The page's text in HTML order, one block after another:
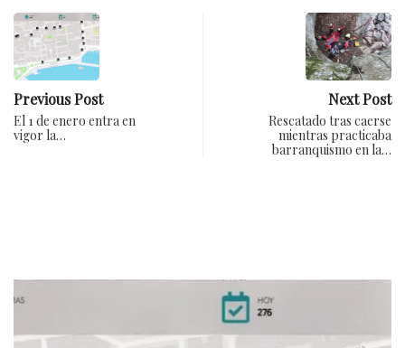
Previous Post
El 1 de enero entra en
vigor la…
Next Post
Rescatado tras caerse
mientras practicaba
barranquismo en la…